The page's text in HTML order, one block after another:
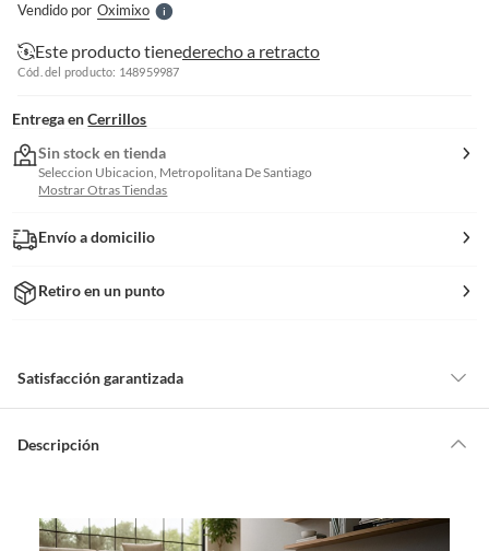
Vendido por OximixoS
Este producto tienederecho a retracto
Cód. del producto: 148959987
Entrega en Cerrillos
Sin stock en tienda
Seleccion Ubicacion, Metropolitana De Santiago
Mostrar Otras Tiendas
Envío a domicilio
Retiro en un punto
Satisfacción garantizada
de la compra.
derecho:
Descripción